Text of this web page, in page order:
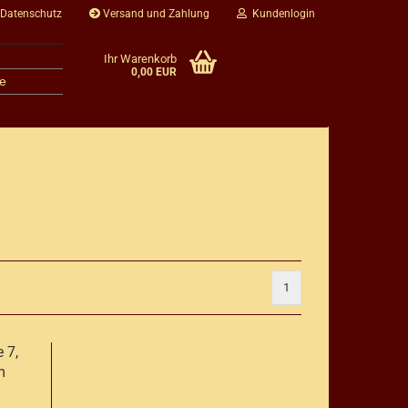
Versand und Zahlung Kundenlogin
Ihr Warenkorb
0,00 EUR
1
7,